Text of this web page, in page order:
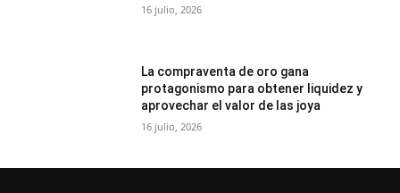
16 julio, 2026
La compraventa de oro gana
protagonismo para obtener liquidez y
aprovechar el valor de las joya
16 julio, 2026